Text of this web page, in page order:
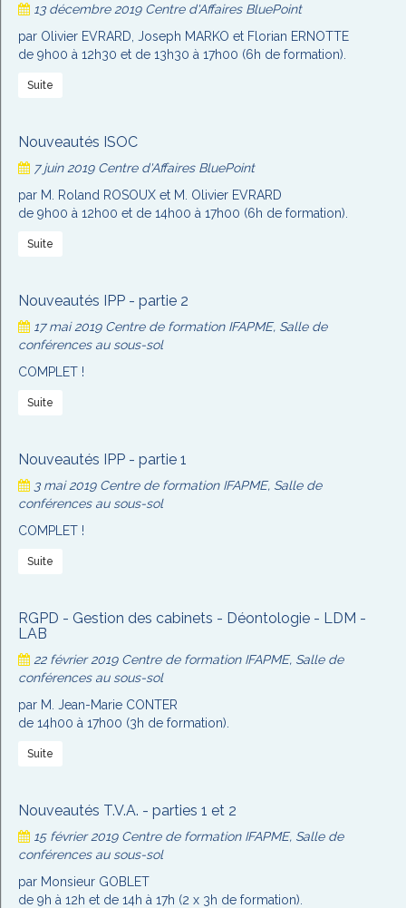
13 décembre 2019 Centre d'Affaires BluePoint
par Olivier EVRARD, Joseph MARKO et Florian ERNOTTE
de 9h00 à 12h30 et de 13h30 à 17h00 (6h de formation).
Suite
Nouveautés ISOC
7 juin 2019 Centre d'Affaires BluePoint
par M. Roland ROSOUX et M. Olivier EVRARD
de 9h00 à 12h00 et de 14h00 à 17h00 (6h de formation).
Suite
Nouveautés IPP - partie 2
17 mai 2019 Centre de formation IFAPME, Salle de
conférences au sous-sol
COMPLET !
Suite
Nouveautés IPP - partie 1
3 mai 2019 Centre de formation IFAPME, Salle de
conférences au sous-sol
COMPLET !
Suite
RGPD - Gestion des cabinets - Déontologie - LDM -
LAB
22 février 2019 Centre de formation IFAPME, Salle de
conférences au sous-sol
par M. Jean-Marie CONTER
de 14h00 à 17h00 (3h de formation).
Suite
Nouveautés T.V.A. - parties 1 et 2
15 février 2019 Centre de formation IFAPME, Salle de
conférences au sous-sol
par Monsieur GOBLET
de 9h à 12h et de 14h à 17h (2 x 3h de formation).